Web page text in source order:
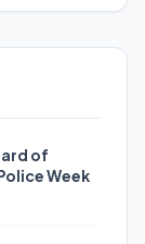
of
Week